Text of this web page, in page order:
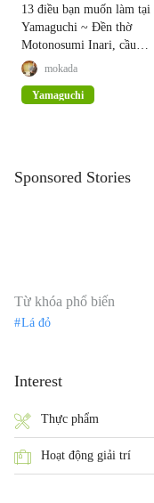
13 điều bạn muốn làm tại
Yamaguchi ~ Đền thờ
Motonosumi Inari, cầu
Tsunoshima, món cá nóc ~
mokada
Yamaguchi
Sponsored Stories
Từ khóa phổ biến
Lá đỏ
Interest
Thực phẩm
Hoạt động giải trí